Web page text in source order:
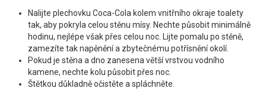
Nalijte plechovku Coca-Cola kolem vnitřního okraje toalety
tak, aby pokryla celou stěnu mísy. Nechte působit minimálně
hodinu, nejlépe však přes celou noc. Lijte pomalu po stěně,
zamezíte tak napěnění a zbytečnému potřísnění okolí.
Pokud je stěna a dno zanesena větší vrstvou vodního
kamene, nechte kolu působit přes noc.
Štětkou důkladně očistěte a spláchněte.